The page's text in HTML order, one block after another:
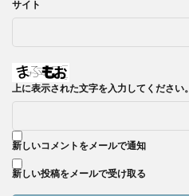
サイト
上に表示された文字を入力してください。
新しいコメントをメールで通知
新しい投稿をメールで受け取る